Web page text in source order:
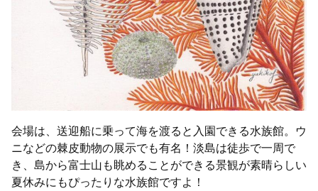
会場は、送迎船に乗って海を渡ると入園できる水族館。ウ
ニなどの棘皮動物の展示でも有名！淡島は徒歩で一周で
き、島から富士山も眺めることができる景観が素晴らしい
夏休みにもぴったりな水族館ですよ！